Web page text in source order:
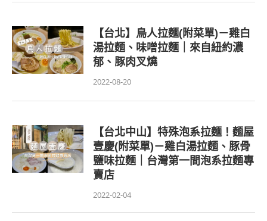
【台北】鳥人拉麵(附菜單)－雞白
湯拉麵、味噌拉麵｜來自紐約濃
郁、豚肉叉燒
2022-08-20
【台北中山】特殊泡系拉麵！麵屋
壹慶(附菜單)－雞白湯拉麵、豚骨
鹽味拉麵｜台灣第一間泡系拉麵專
賣店
2022-02-04